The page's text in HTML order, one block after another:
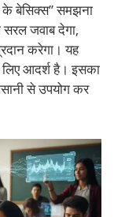
के बेसिक्स” समझना
जवाब देगा,
करेगा। यह
आदर्श है। इसका
से उपयोग कर